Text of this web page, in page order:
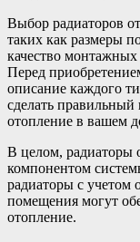
Выбор радиаторов
таких как размеры
качество
Перед
описание каждого
сделать
отопление в вашем
В целом, радиаторы
компонентом
радиаторы с учетом
помещения могут
отопление.